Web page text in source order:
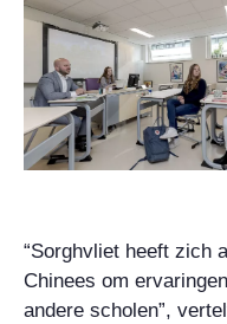
“Sorghvliet heeft zich
Chinees om
andere scholen”,